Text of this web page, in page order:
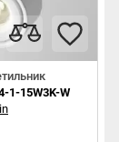
1-15W3K-W